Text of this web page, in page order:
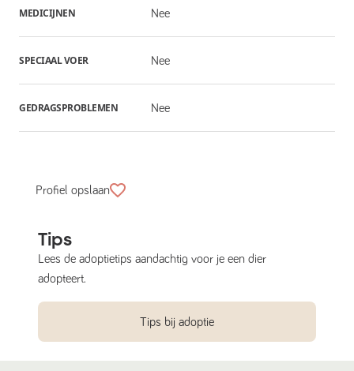
MEDICIJNEN Nee
SPECIAAL VOER Nee
GEDRAGSPROBLEMEN Nee
Profiel opslaan
Tips
Lees de adoptietips aandachtig voor je een dier
adopteert.
Tips bij adoptie